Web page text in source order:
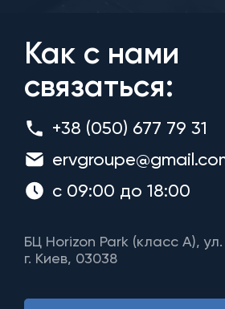
Как с нами
связаться:
+38 (050) 677 79 31
с 09:00 до 18:00
БЦ Horizon Park (класс A),
г. Киев, 03038